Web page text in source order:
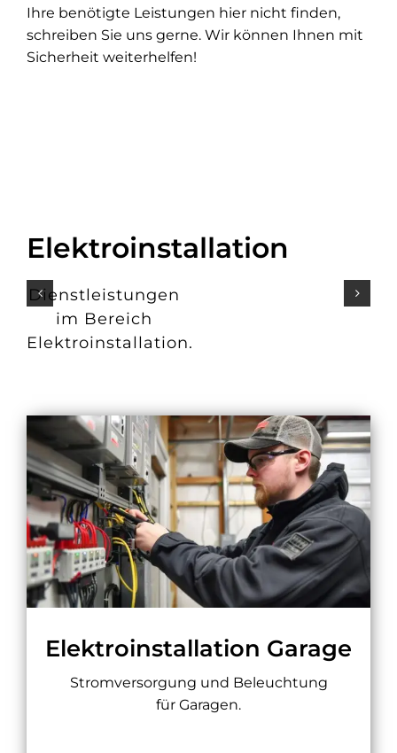
Ihre benötigte Leistungen hier nicht finden,
schreiben Sie uns gerne. Wir können Ihnen mit
Sicherheit weiterhelfen!
Elektroinstallation
Dienstleistungen
im Bereich
Elektroinstallation.
Elektroinstallation Garage
Stromversorgung und Beleuchtung
für Garagen.